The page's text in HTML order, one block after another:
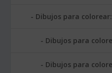
Dibujos para
Dibujos para
Dibujos para